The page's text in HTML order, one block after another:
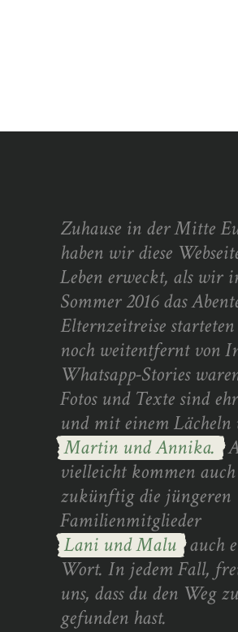
Zuhause in der Mitte
haben wir diese
Leben erweckt, als wir
Sommer 2016 das
Elternzeitreise
noch weitentfernt von
Whatsapp-Stories
Fotos und Texte sind
und mit einem Lächeln
Martin und Annika.
vielleicht kommen auch
zukünftig die jüngeren
Familienmitglieder
Lani und Malu auch
Wort. In jedem Fall,
uns, dass du den Weg
gefunden hast.